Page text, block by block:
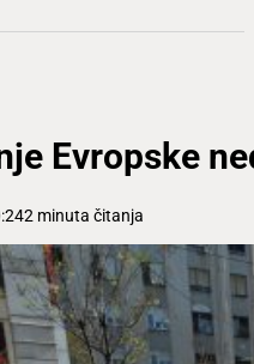
Evropske
2 minuta čitanja